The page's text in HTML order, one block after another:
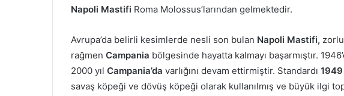
Napoli Mastifi Roma Molossus’larından gelmektedir.
Avrupa’da belirli kesimlerde nesli son bulan Napoli Mastifi,
rağmen Campania bölgesinde hayatta kalmayı başarmıştır.
2000 yıl Campania’da varlığını devam ettirmiştir. Standardı
savaş köpeği ve dövüş köpeği olarak kullanılmış ve büyük ilgi